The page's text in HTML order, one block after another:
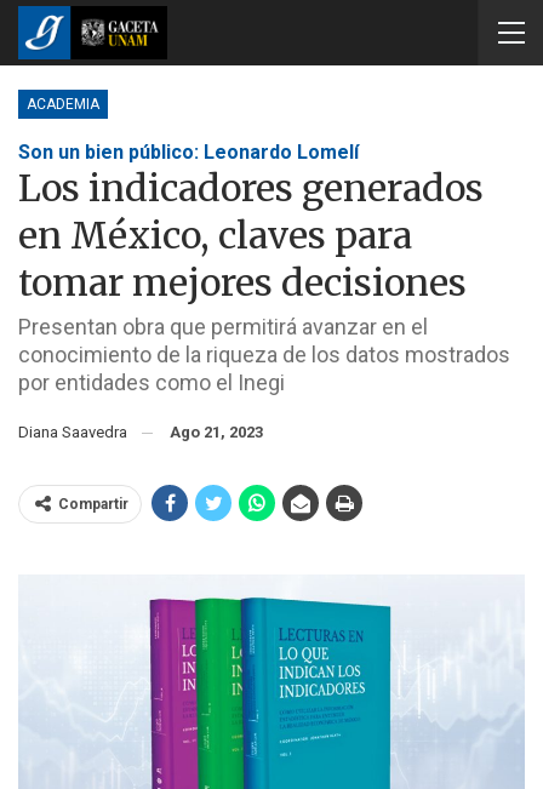
ACADEMIA
Son un bien público: Leonardo Lomelí
Los indicadores generados
en México, claves para
tomar mejores decisiones
Presentan obra que permitirá avanzar en el
conocimiento de la riqueza de los datos mostrados
por entidades como el Inegi
Diana Saavedra Ago 21, 2023
Compartir